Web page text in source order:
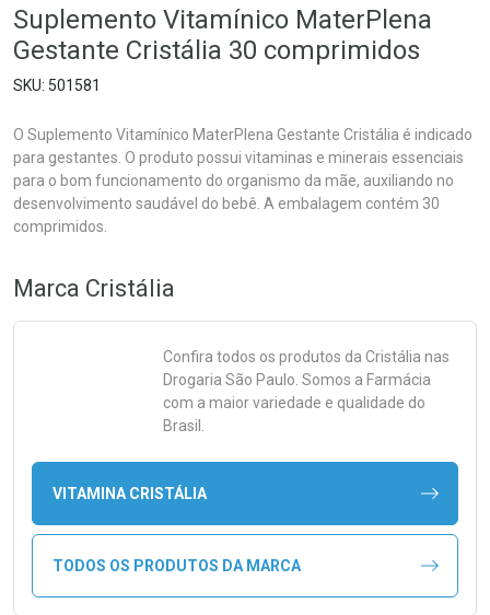
Suplemento Vitamínico MaterPlena
Gestante Cristália 30 comprimidos
501581
O Suplemento Vitamínico MaterPlena Gestante Cristália é indicado
para gestantes. O produto possui vitaminas e minerais essenciais
para o bom funcionamento do organismo da mãe, auxiliando no
desenvolvimento saudável do bebê. A embalagem contém 30
comprimidos.
Marca Cristália
Confira todos os produtos da Cristália nas
Drogaria São Paulo. Somos a Farmácia
com a maior variedade e qualidade do
Brasil.
VITAMINA CRISTÁLIA
TODOS OS PRODUTOS DA MARCA